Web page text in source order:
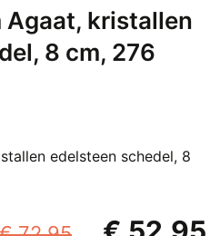
Agaat, kristallen
8 cm, 276
edelsteen schedel, 8